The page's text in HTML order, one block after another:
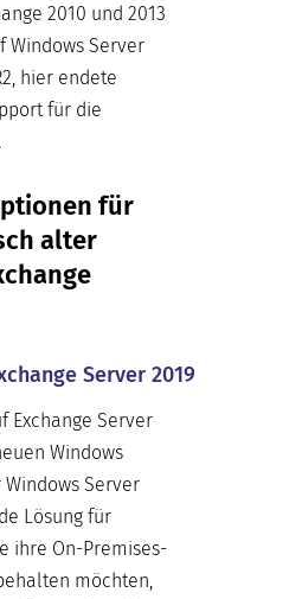
2010 und 2013
Windows Server
hier endete
für die
für
alter
Server 2019
Exchange Server
Windows
Server
Lösung für
ihre On-Premises-
möchten,